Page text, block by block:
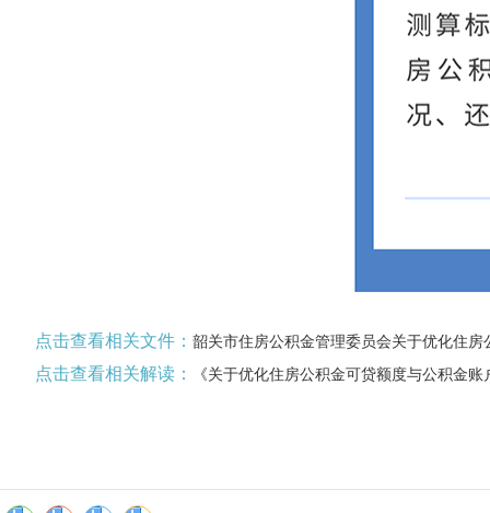
点击查看相关文件： 韶关市住房公积金管理委员会关于优化住
点击查看相关解读： 《关于优化住房公积金可贷额度与公积金